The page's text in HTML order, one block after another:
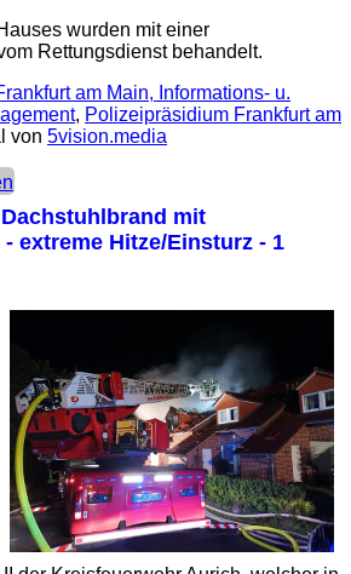
wurden mit einer
Rettungsdienst behandelt.
am Main, Informations- u.
, Polizeipräsidium Frankfurt am
von 5vision.media
mit
extreme Hitze/Einsturz - 1